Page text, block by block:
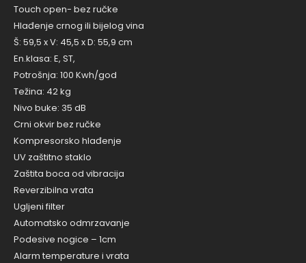
Touch open- bez ručke
Hlađenje crnog ili bijelog vina
Š: 59,5 x V: 45,5 x D: 55,9 cm
En.klasa: E, ST,
Potrošnja: 100 Kwh/god
Težina: 42 kg
Nivo buke: 35 dB
Crni okvir bez ručke
Kompresorsko hlađenje
UV zaštitno staklo
Zaštita boca od vibracija
Reverzibilna vrata
Ugljeni filter
Automatsko odmrzavanje
Podesive nogice – 1cm
Alarm temperature i vrata